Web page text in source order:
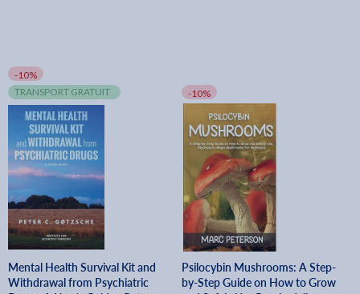
-10%
TRANSPORT GRATUIT
Mental Health Survival Kit and
Withdrawal from Psychiatric
-10%
Psilocybin Mushrooms: A Step-
by-Step Guide on How to Grow